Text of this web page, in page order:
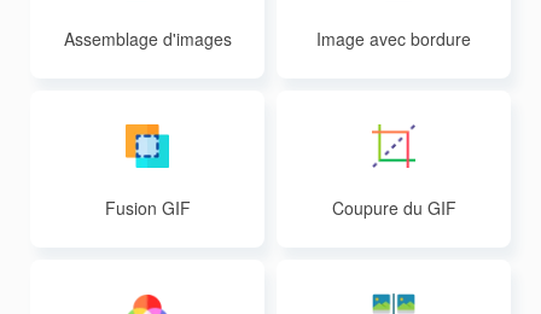
Assemblage d'images Image avec bordure
Fusion GIF Coupure du GIF